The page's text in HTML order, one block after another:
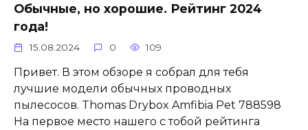
Обычные, но хорошие. Рейтинг 2024
года!
15.08.2024 0 109
Привет. В этом обзоре я собрал для тебя
лучшие модели обычных проводных
пылесосов. Thomas Drybox Amfibia Pet 788598
На первое место нашего с тобой рейтинга